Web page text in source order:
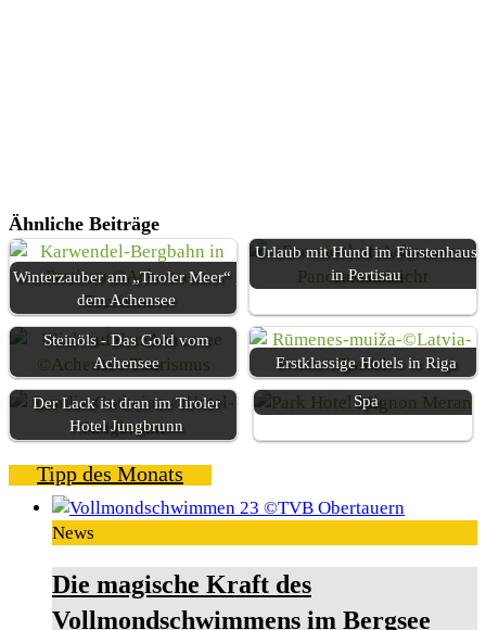
Ähnliche Beiträge
Winterzauber am „Tiroler Meer“ ,
dem Achensee
Urlaub mit Hund im Fürstenhaus
in Pertisau
Auf den Spuren des Tiroler
Steinöls - Das Gold vom
Achensee
Erstklassige Hotels in Riga
Der Lack ist dran im Tiroler
Hotel Jungbrunn
Küchenkunst im Südtiroler
Hotel Mignon Meran Park &
Spa
Tipp des Monats
News
Die magische Kraft des
Vollmondschwimmens im Bergsee